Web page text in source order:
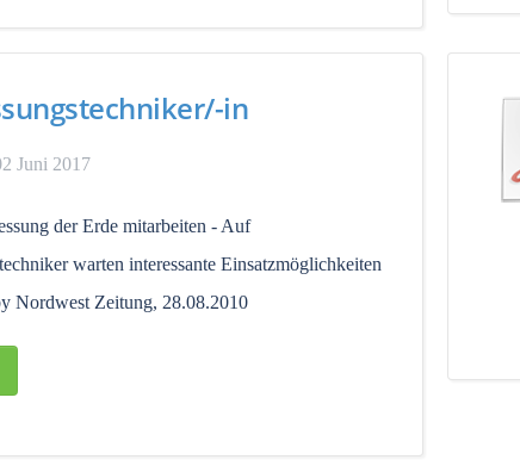
in
Juni 2017
der Erde mitarbeiten - Auf
warten interessante Einsatzmöglichkeiten
Nordwest Zeitung, 28.08.2010